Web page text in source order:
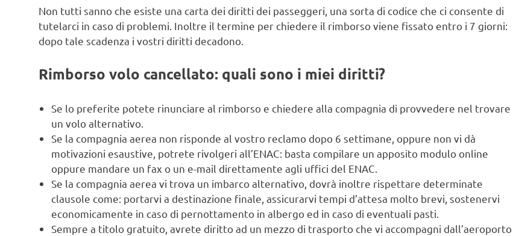
Non tutti sanno che esiste una carta dei diritti dei passeggeri, una sorta di codice che ci consente di
tutelarci in caso di problemi. Inoltre il termine per chiedere il rimborso viene fissato entro i 7 giorni:
dopo tale scadenza i vostri diritti decadono.
Rimborso volo cancellato: quali sono i miei diritti?
Se lo preferite potete rinunciare al rimborso e chiedere alla compagnia di provvedere nel trovare
un volo alternativo.
Se la compagnia aerea non risponde al vostro reclamo dopo 6 settimane, oppure non vi dà
motivazioni esaustive, potrete rivolgeri all’ENAC: basta compilare un apposito modulo online
oppure mandare un fax o un e-mail direttamente agli uffici del ENAC.
Se la compagnia aerea vi trova un imbarco alternativo, dovrà inoltre rispettare determinate
clausole come: portarvi a destinazione finale, assicurarvi tempi d’attesa molto brevi, sostenervi
economicamente in caso di pernottamento in albergo ed in caso di eventuali pasti.
Sempre a titolo gratuito, avrete diritto ad un mezzo di trasporto che vi accompagni dall’aeroporto